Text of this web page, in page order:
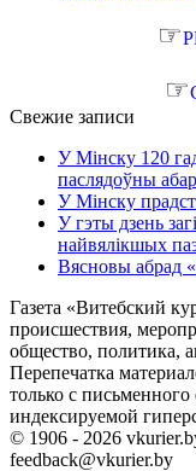
☞
☞
Свежие записи
У Мінску 120
паслядоўны
У Мінску
У гэты дзень
найвялікшых
Вясновы абрад
Газета «Витебский
происшествия,
общество, политика,
Перепечатка
только с
индексируемой
© 1906 - 2026
feedback@vkurier.by